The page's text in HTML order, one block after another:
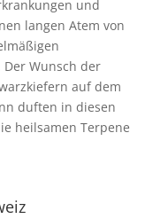
und
langen Atem von
Wunsch der
auf dem
duften in diesen
heilsamen Terpene